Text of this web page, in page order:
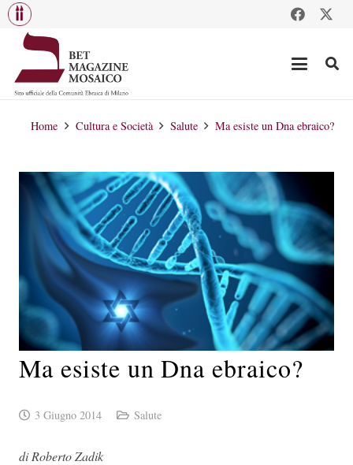
Home Cultura e Società Salute Ma esiste un Dna ebraico?
Ma esiste un Dna ebraico?
3 Giugno 2014 Salute
di Roberto Zadik